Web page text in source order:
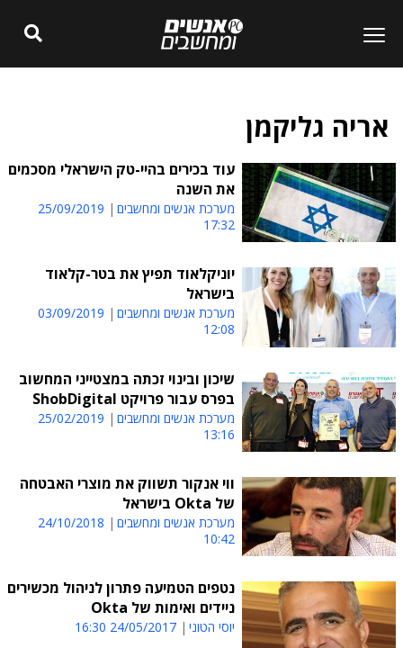
אריה גליקמן
עוד בכירים בהיי-טק הישראלי מסכמים
את השנה
מערכת אנשים ומחשבים
25/09/2019
17:32
יוניקלאוד תפיץ את בטר-קלאוד
בישראל
מערכת אנשים ומחשבים
03/09/2019
12:08
שיכון ובינוי זכתה במצטייני המחשוב
בפרס עבור פרויקט ShobDigital
מערכת אנשים ומחשבים
25/02/2019
13:16
ווי אנקור תשווק את מוצרי האבטחה
של Okta בישראל
מערכת אנשים ומחשבים
24/10/2018
10:42
נטפים הטמיעה פתרון לניהול מכשירים
ניידים ואימות של Okta
יוסי הטוני 24/05/2017 16:30